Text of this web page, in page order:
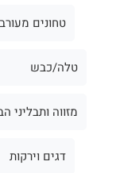
טחונים
טלה/כבש
מזווה ותבליני
דגים וירקות